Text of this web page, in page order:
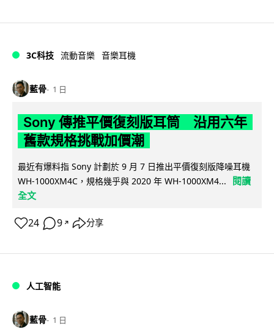
3C科技 流動音樂 音樂耳機
藍骨 1 日
Sony 傳推平價復刻版耳筒 沿用六年
舊款規格挑戰加價潮
最近有爆料指 Sony 計劃於 9 月 7 日推出平價復刻版降噪耳機
WH-1000XM4C，規格幾乎與 2020 年 WH-1000XM4...
閱讀
全文
24 9 ↗ 分享
人工智能
藍骨 1 日